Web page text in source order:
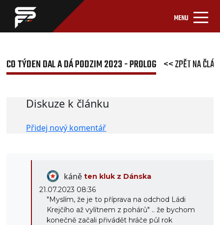
MENU
CO TÝDEN DAL A DÁ PODZIM 2023 - PROLOG << ZPĚT NA
Diskuze k článku
Přidej nový komentář
káněten kluk z Dánska
21.07.2023 08:36
"Myslím, že je to příprava na odchod Ládi
Krejčího až vylítnem z pohárů" .. že bychom
konečně začali přivádět hráče půl rok